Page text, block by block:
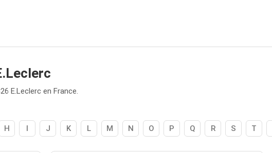
E.Leclerc en France.
H I J K L M N O P Q R S T